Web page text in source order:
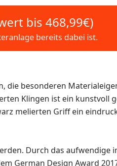
bis 468,99€)
bereits dabei ist.
die besonderen
Klingen ist ein kunstvoll
melierten Griff ein
Durch das aufwendige
German Design Award